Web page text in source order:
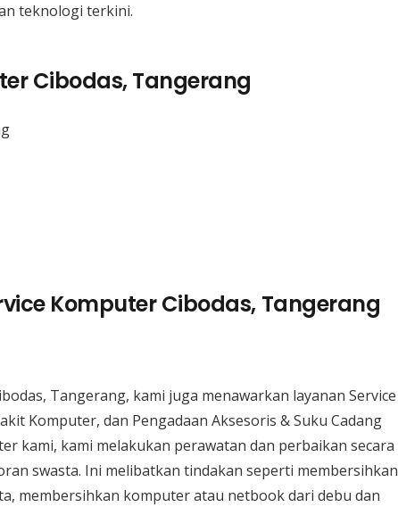
teknologi terkini.
Cibodas, Tangerang
Komputer Cibodas, Tangerang
Tangerang, kami juga menawarkan layanan Service
Komputer, dan Pengadaan Aksesoris & Suku Cadang
kami, kami melakukan perawatan dan perbaikan secara
swasta. Ini melibatkan tindakan seperti membersihkan
membersihkan komputer atau netbook dari debu dan